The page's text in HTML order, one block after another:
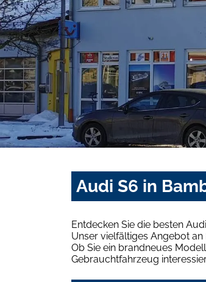
Audi S6 in
Entdecken Sie die besten
Unser vielfältiges Angebot
Ob Sie ein brandneues
Gebrauchtfahrzeug